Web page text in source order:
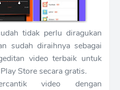
tidak perlu diragukan
sudah diraihnya sebagai
video terbaik untuk
Store secara gratis.
video dengan